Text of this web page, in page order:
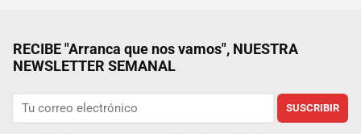
RECIBE "Arranca que nos vamos", NUESTRA
NEWSLETTER SEMANAL
SUSCRIBIR